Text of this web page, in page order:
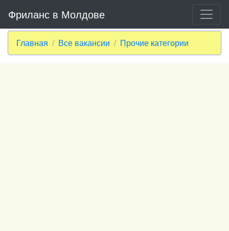
Фриланс в Молдове
Главная Все вакансии Прочие категории